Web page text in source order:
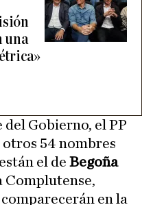
una
Gobierno, el PP
54 nombres
el de Begoña
Complutense,
comparecerán en la